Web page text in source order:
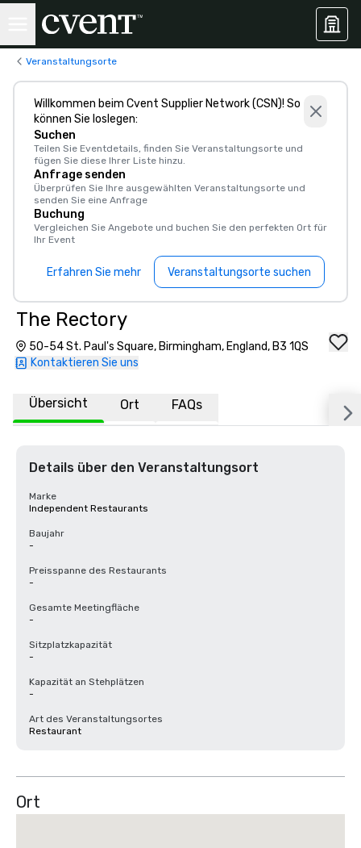
Veranstaltungsorte
Willkommen beim Cvent Supplier Network (CSN)! So
können Sie loslegen:
Suchen
Teilen Sie Eventdetails, finden Sie Veranstaltungsorte und
fügen Sie diese Ihrer Liste hinzu.
Anfrage senden
Überprüfen Sie Ihre ausgewählten Veranstaltungsorte und
senden Sie eine Anfrage
Buchung
Vergleichen Sie Angebote und buchen Sie den perfekten Ort für
Ihr Event
Erfahren Sie mehr Veranstaltungsorte suchen
The Rectory
50-54 St. Paul's Square, Birmingham, England, B3 1QS
Kontaktieren Sie uns
Übersicht Ort FAQs
Details über den Veranstaltungsort
Marke
Independent Restaurants
Baujahr
-
Preisspanne des Restaurants
-
Gesamte Meetingfläche
-
Sitzplatzkapazität
-
Kapazität an Stehplätzen
-
Art des Veranstaltungsortes
Restaurant
Ort